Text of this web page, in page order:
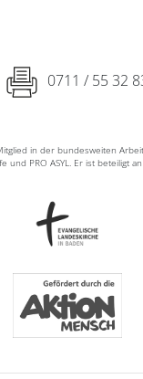
0711 / 55 32
in der bundesweiten
und PRO ASYL. Er ist beteiligt